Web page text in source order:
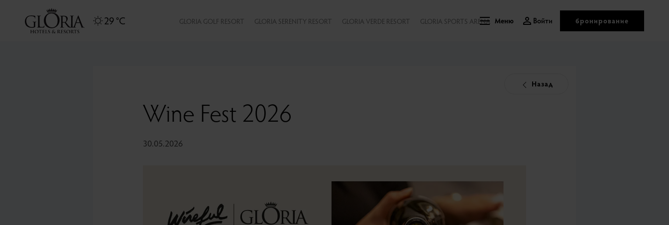
29 °C GLORIA GOLF RESORT GLORIA SERENITY RESORT GLORIA VERDE RESORT GLORIA SPORTS ARENA бронирование
Войти
Меню
Назад
Wine Fest 2026
30.05.2026